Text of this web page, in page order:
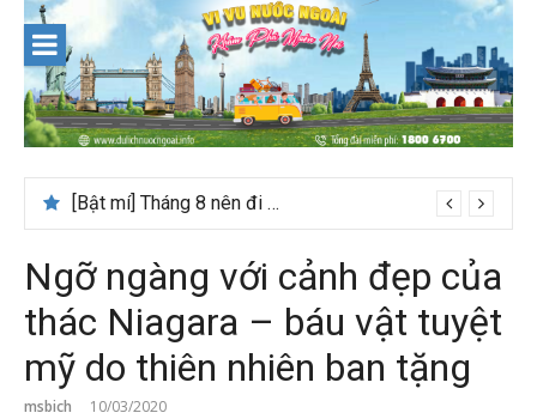
content
[Bật mí] Tháng 8 nên đi nước nào đẹp? Gợi ý 5+ tọa độ hot 2026
Ngỡ ngàng với cảnh đẹp của
thác Niagara – báu vật tuyệt
mỹ do thiên nhiên ban tặng
msbich 10/03/2020